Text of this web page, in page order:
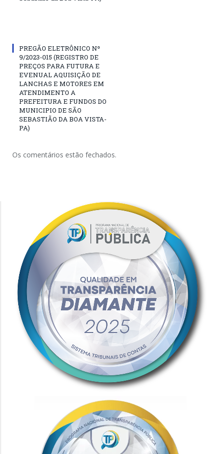
PREGÃO ELETRÔNICO Nº
9/2023-015 (REGISTRO DE
PREÇOS PARA FUTURA E
EVENUAL AQUISIÇÃO DE
LANCHAS E MOTORES EM
ATENDIMENTO A
PREFEITURA E FUNDOS DO
MUNICIPIO DE SÃO
SEBASTIÃO DA BOA VISTA-
PA)
Os comentários estão fechados.